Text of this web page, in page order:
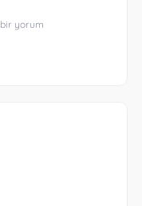
yorum